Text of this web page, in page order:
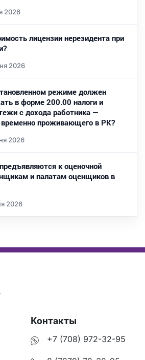
2026
лицензии нерезидента при
2026
режиме должен
в форме 200.00 налоги и
с дохода работника —
проживающего в РК?
2026
к оценочной
и палатам оценщиков в
2026
Контакты
+7 (708) 972-32-95